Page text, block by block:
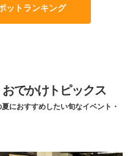
ットランキング
でかけトピックス
におすすめしたい旬なイベント・